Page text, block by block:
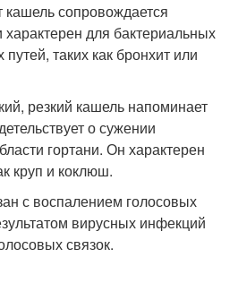
сопровождается
для бактериальных
таких как бронхит или
резкий кашель напоминает
о сужении
гортани. Он характерен
круп и коклюш.
с воспалением голосовых
вирусных инфекций
связок.